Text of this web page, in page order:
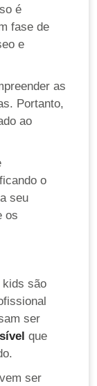
é
fase de
e
as
Portanto,
ao
o
seu
os
kids são
ser
que
ser